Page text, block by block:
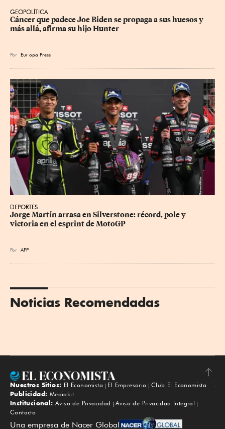
GEOPOLÍTICA
Cáncer que padece Joe Biden se propaga a sus huesos y
más allá, afirma su hijo Hunter
Por Eur opa Press
DEPORTES
Jorge Martín arrasa en Silverstone: récord, pole y
victoria en el esprint de MotoGP
Por AFP
Noticias Recomendadas
Subir
Nuestros Sitios: El Economista El Empresario
Club El Economista
Publicidad: Mediakit
Institucional: Aviso de Privacidad
Aviso de Privacidad Integral
Contacto
Una empresa de Nacer Global